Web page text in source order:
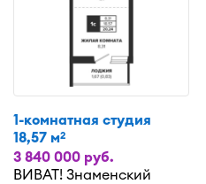
1-комнатная студия
18,57 м2
3 840 000 руб.
ВИВАТ! Знаменский